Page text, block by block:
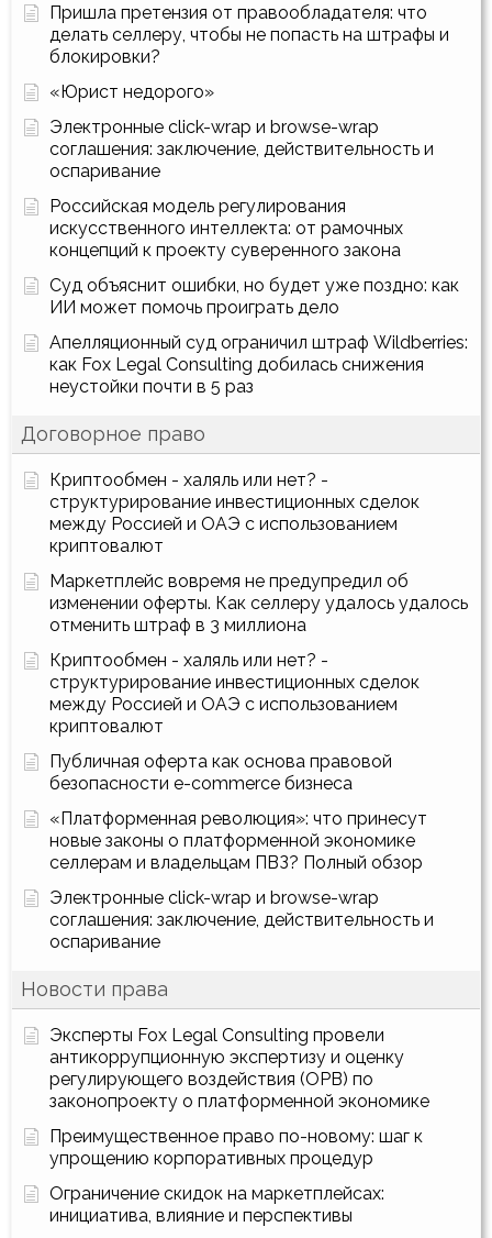
Пришла претензия от правообладателя: что
делать селлеру, чтобы не попасть на штрафы и
блокировки?
«Юрист недорого»
Электронные click-wrap и browse-wrap
соглашения: заключение, действительность и
оспаривание
Российская модель регулирования
искусственного интеллекта: от рамочных
концепций к проекту суверенного закона
Суд объяснит ошибки, но будет уже поздно: как
ИИ может помочь проиграть дело
Апелляционный суд ограничил штраф Wildberries:
как Fox Legal Consulting добилась снижения
неустойки почти в 5 раз
Договорное право
Криптообмен - халяль или нет? -
структурирование инвестиционных сделок
между Россией и ОАЭ с использованием
криптовалют
Маркетплейс вовремя не предупредил об
изменении оферты. Как селлеру удалось удалось
отменить штраф в 3 миллиона
Криптообмен - халяль или нет? -
структурирование инвестиционных сделок
между Россией и ОАЭ с использованием
криптовалют
Публичная оферта как основа правовой
безопасности e-commerce бизнеса
«Платформенная революция»: что принесут
новые законы о платформенной экономике
селлерам и владельцам ПВЗ? Полный обзор
Электронные click-wrap и browse-wrap
соглашения: заключение, действительность и
оспаривание
Новости права
Эксперты Fox Legal Consulting провели
антикоррупционную экспертизу и оценку
регулирующего воздействия (ОРВ) по
законопроекту о платформенной экономике
Преимущественное право по-новому: шаг к
упрощению корпоративных процедур
Ограничение скидок на маркетплейсах:
инициатива, влияние и перспективы